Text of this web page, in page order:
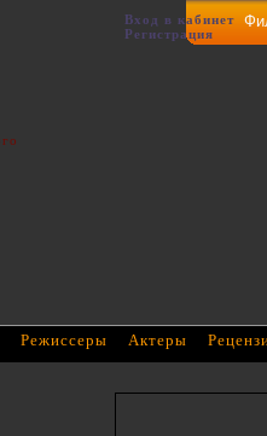
Режиссеры Актеры
Вход в кабинет
Регистрация